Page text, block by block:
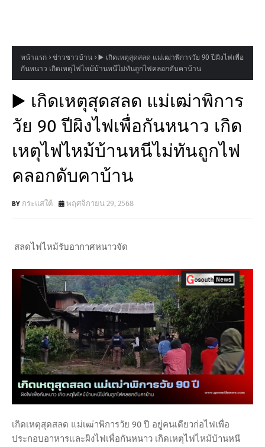
หน้าแรก ข่าวชาวบ้าน
▶️ เกิดเหตุสุดสลด แม่เฒ่าพิการวัย 90 ปีผิงไฟเพื่อ
กันหนาว เกิดเหตุไฟไหม้บ้านหนีไม่ทันถูกไฟคลอกดับคาบ้าน
▶️ เกิดเหตุสุดสลด แม่เฒ่าพิการ
วัย 90 ปีผิงไฟเพื่อกันหนาว เกิด
เหตุไฟไหม้บ้านหนีไม่ทันถูกไฟ
คลอกดับคาบ้าน
กระแสใต้ พฤศจิกายน 29, 2568
สลดไฟไหม้รับอากาศหนาวจัด
เกิดเหตุสุดสลด แม่เฒ่าพิการวัย 90 ปี อยู่คนเดียวก่อไฟเพื่อ
ประกอบอาหารและผิงไฟเพื่อกันหนาว เกิดเหตุไฟไหม้บ้านหนี